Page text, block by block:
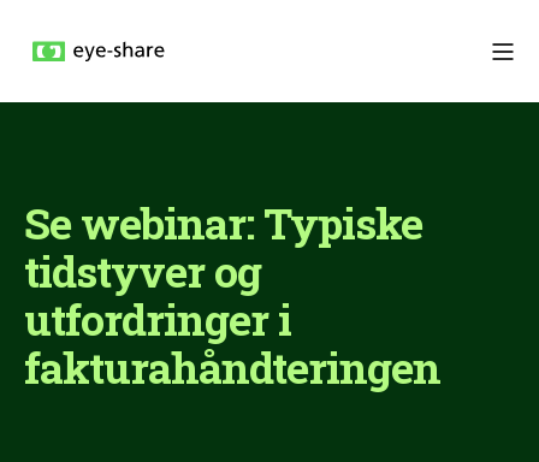
Se webinar: Typiske
tidstyver og
utfordringer i
fakturahåndteringen